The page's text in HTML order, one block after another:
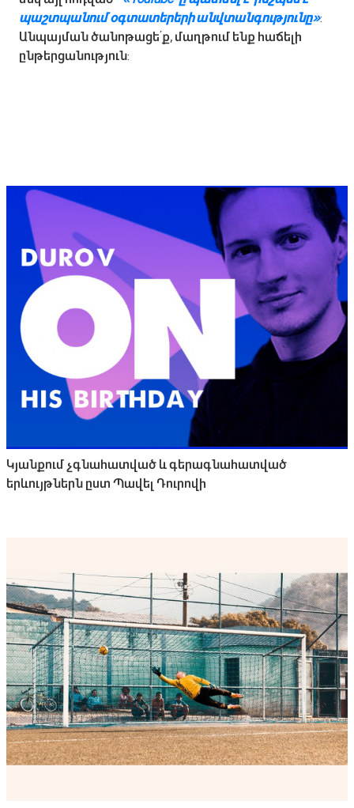
պաշտպանում օգտատերերի անվտանգությունը»:
Անպայման ծանոթացե՛ք, մաղթում ենք հաճելի
ընթերցանություն:
Կյանքում չգնահատված և գերագնահատված
երևույթներն ըստ Պավել Դուրովի